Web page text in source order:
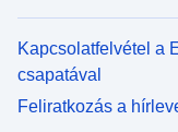
Kapcsolatfelvétel a
csapatával
Feliratkozás a